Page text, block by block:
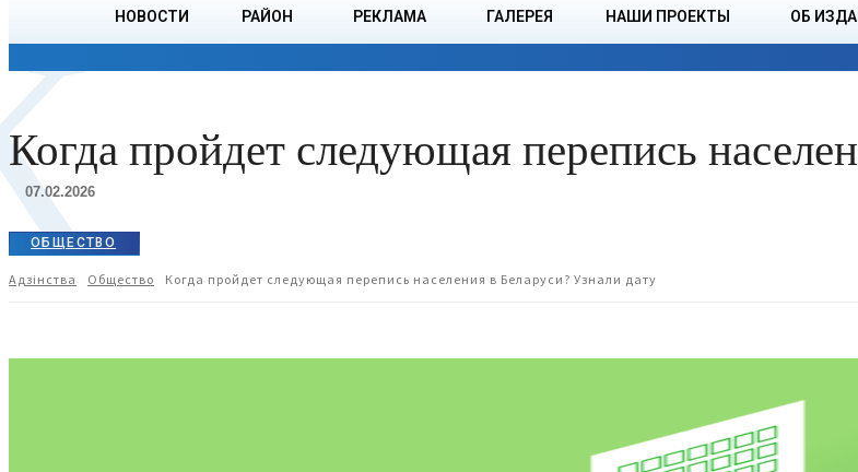
НОВОСТИ РАЙОН РЕКЛАМА ГАЛЕРЕЯ НАШИ ПРОЕКТЫ ОБ
Когда пройдет следующая перепись
07.02.2026
ОБЩЕСТВО
Адзiнства Общество Когда пройдет следующая перепись населения в Беларуси? Узнали дату